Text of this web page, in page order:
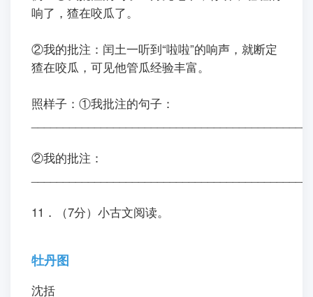
响了，猹在咬瓜了。
②我的批注：闰土一听到“啦啦”的响声，就断定
猹在咬瓜，可见他管瓜经验丰富。
照样子：①我批注的句子：
②我的批注：
11．（7分）小古文阅读。
牡丹图
沈括